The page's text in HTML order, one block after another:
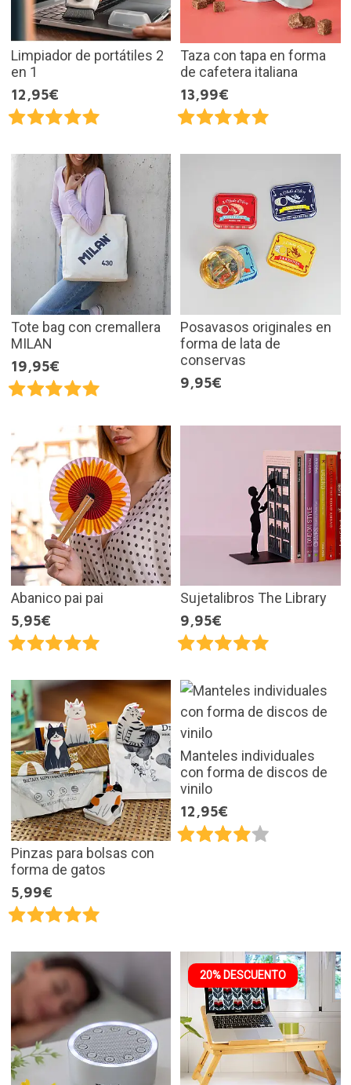
Limpiador de portátiles 2
en 1
12,95€
Taza con tapa en forma
de cafetera italiana
13,99€
Tote bag con cremallera
MILAN
19,95€
Posavasos originales en
forma de lata de
conservas
9,95€
Abanico pai pai
5,95€
Sujetalibros The Library
9,95€
Pinzas para bolsas con
forma de gatos
5,99€
Manteles individuales
con forma de discos de
vinilo
12,95€
20% DESCUENTO